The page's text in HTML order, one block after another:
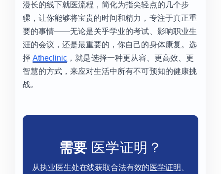
漫长的线下就医流程，简化为指尖轻点的几个步
骤，让你能够将宝贵的时间和精力，专注于真正重
要的事情——无论是关乎学业的考试、影响职业生
涯的会议，还是最重要的，你自己的身体康复。选
择Atheclinic ，就是选择一种更从容、更高效、更
智慧的方式，来应对生活中所有不可预知的健康挑
战。
需要 医学证明？
从执业医生处在线获取合法有效的医学证明